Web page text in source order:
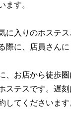
ます。
に入りのホステス
際に、店員さん
、お店から徒歩圏
ステスです。遅
してくださいます